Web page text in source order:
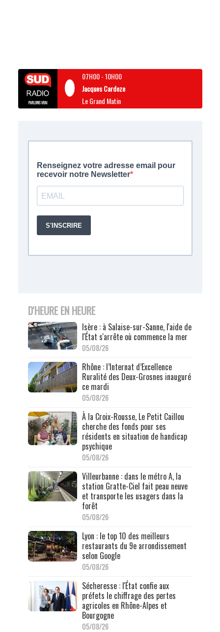
07H00-10H00
Jacques Cardoze
Le Grand Matin
D'HEURE EN HEURE
Isère : à Salaise-sur-Sanne, l'aide de
l'État s'arrête où commence la mer
05/08/26
Rhône : l’Internat d’Excellence
Ruralité des Deux-Grosnes inauguré
ce mardi
05/08/26
À la Croix-Rousse, Le Petit Caillou
cherche des fonds pour ses
résidents en situation de handicap
psychique
05/08/26
Villeurbanne : dans le métro A, la
station Gratte-Ciel fait peau neuve
et transporte les usagers dans la
forêt
05/08/26
Lyon : le top 10 des meilleurs
restaurants du 9e arrondissement
selon Google
05/08/26
Sécheresse : l'État confie aux
préfets le chiffrage des pertes
agricoles en Rhône-Alpes et
Bourgogne
05/08/26